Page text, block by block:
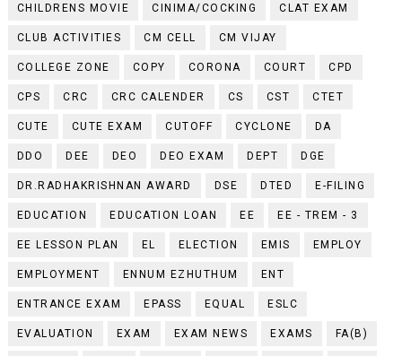
CHILDRENS MOVIE CINIMA/COCKING CLAT EXAM
CLUB ACTIVITIES CM CELL CM VIJAY
COLLEGE ZONE COPY CORONA COURT CPD
CPS CRC CRC CALENDER CS CST CTET
CUTE CUTE EXAM CUTOFF CYCLONE DA
DDO DEE DEO DEO EXAM DEPT DGE
DR.RADHAKRISHNAN AWARD DSE DTED E-FILING
EDUCATION EDUCATION LOAN EE EE - TREM - 3
EE LESSON PLAN EL ELECTION EMIS EMPLOY
EMPLOYMENT ENNUM EZHUTHUM ENT
ENTRANCE EXAM EPASS EQUAL ESLC
EVALUATION EXAM EXAM NEWS EXAMS FA(B)